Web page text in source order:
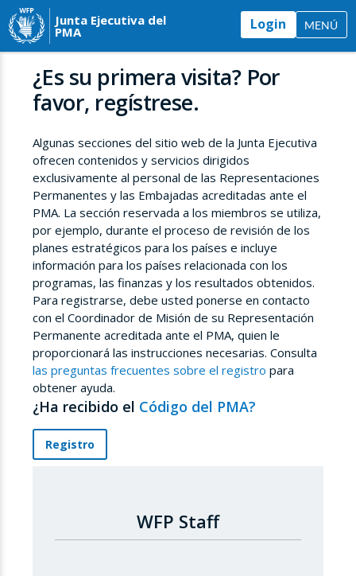
Junta Ejecutiva del
PMA Login MENÚ
¿Es su primera visita? Por
favor, regístrese.
Algunas secciones del sitio web de la Junta Ejecutiva
ofrecen contenidos y servicios dirigidos
exclusivamente al personal de las Representaciones
Permanentes y las Embajadas acreditadas ante el
PMA. La sección reservada a los miembros se utiliza,
por ejemplo, durante el proceso de revisión de los
planes estratégicos para los países e incluye
información para los países relacionada con los
programas, las finanzas y los resultados obtenidos.
Para registrarse, debe usted ponerse en contacto
con el Coordinador de Misión de su Representación
Permanente acreditada ante el PMA, quien le
proporcionará las instrucciones necesarias. Consulta
las preguntas frecuentes sobre el registro para
obtener ayuda.
¿Ha recibido el Código del PMA?
Registro
WFP Staff